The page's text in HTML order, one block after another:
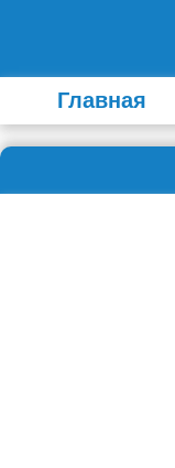
Главная